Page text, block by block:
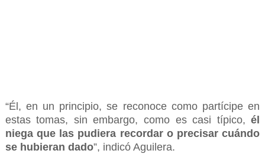
“Él, en un principio, se reconoce como partícipe en
estas tomas, sin embargo, como es casi típico,él
niega que las pudiera recordar o precisar cuándo
se hubieran dado”, indicó Aguilera.